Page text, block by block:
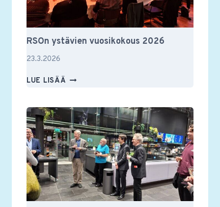
RSOn ystävien vuosikokous 2026
23.3.2026
LUE LISÄÄ RSON
2026